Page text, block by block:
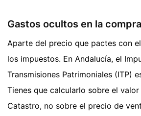
Gastos ocultos en la compra
Aparte del precio que pactes con
los impuestos. En Andalucía, el
Transmisiones Patrimoniales (ITP)
Tienes que calcularlo sobre el
Catastro, no sobre el precio de